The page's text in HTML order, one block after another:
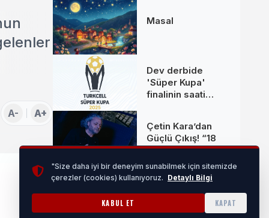
A- A+
Masal
Dev derbide
'Süper Kupa'
finalinin saati
Çetin Kara’dan
Güçlü Çıkış! “18
Olaydım” Kısa
Sürede Yüz
Binlerce Kişiye
Bursa Nilüfer'de
Kurtuluş Müzesi
için “ortak hafıza”
"Size daha iyi bir deneyim sunabilmek için sitemizde
çerezler (cookies) kullanıyoruz. Detaylı Bilgi
KABUL ET KAPAT